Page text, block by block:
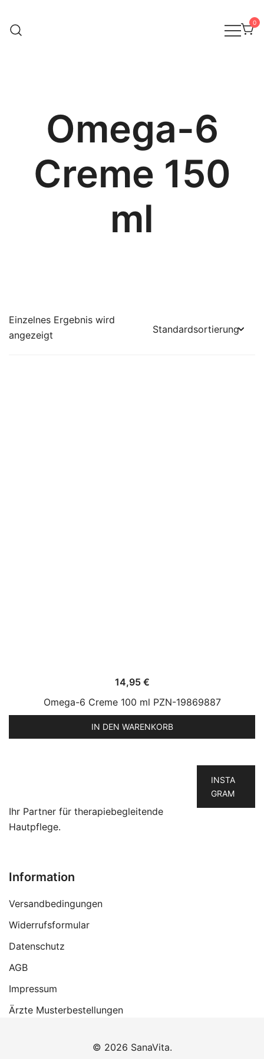
0
Omega-6
Creme 150
ml
Einzelnes Ergebnis wird
angezeigt
14,95 €
Omega-6 Creme 100 ml PZN-19869887
IN DEN WARENKORB
Ihr Partner für therapiebegleitende
Hautpflege.
INSTA
GRAM
Information
Versandbedingungen
Widerrufsformular
Datenschutz
AGB
Impressum
Ärzte Musterbestellungen
© 2026 SanaVita.